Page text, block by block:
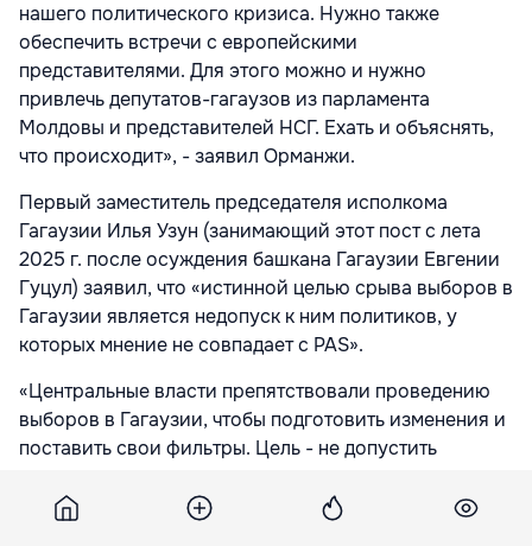
нашего политического кризиса. Нужно также
обеспечить встречи с европейскими
представителями. Для этого можно и нужно
привлечь депутатов-гагаузов из парламента
Молдовы и представителей НСГ. Ехать и объяснять,
что происходит», - заявил Орманжи.
Первый заместитель председателя исполкома
Гагаузии Илья Узун (занимающий этот пост с лета
2025 г. после осуждения башкана Гагаузии Евгении
Гуцул) заявил, что «истинной целью срыва выборов в
Гагаузии является недопуск к ним политиков, у
которых мнение не совпадает с PAS».
«Центральные власти препятствовали проведению
выборов в Гагаузии, чтобы подготовить изменения и
поставить свои фильтры. Цель - не допустить
PAS. Они пытаются сломать гагаузский характер», -